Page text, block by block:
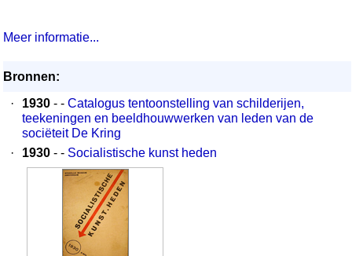
Meer informatie...
Bronnen:
·
1930 - - Catalogus tentoonstelling van schilderijen,
teekeningen en beeldhouwwerken van leden van de
sociëteit De Kring
·
1930 - - Socialistische kunst heden